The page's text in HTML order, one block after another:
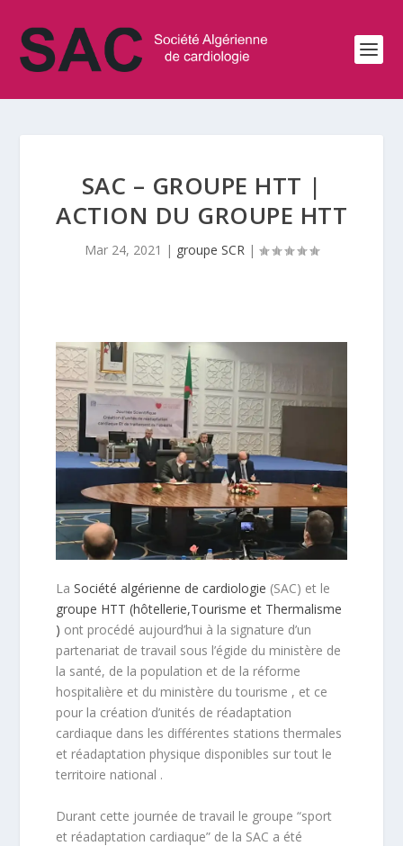
SAC – GROUPE HTT |
ACTION DU GROUPE HTT
Mar 24, 2021 | groupe SCR |
LaSociété algérienne de cardiologie (SAC) et le
groupe HTT (hôtellerie,Tourisme et Thermalisme
) ont procédé aujourd’hui à la signature d’un
partenariat de travail sous l’égide du ministère de
la santé, de la population et de la réforme
hospitalière et du ministère du tourisme , et ce
pour la création d’unités de réadaptation
cardiaque dans les différentes stations thermales
et réadaptation physique disponibles sur tout le
territoire national .
Durant cette journée de travail le groupe “sport
et réadaptation cardiaque” de la SAC a été